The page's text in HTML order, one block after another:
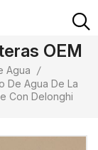
OEM
Agua
/
De Agua De La
Con Delonghi